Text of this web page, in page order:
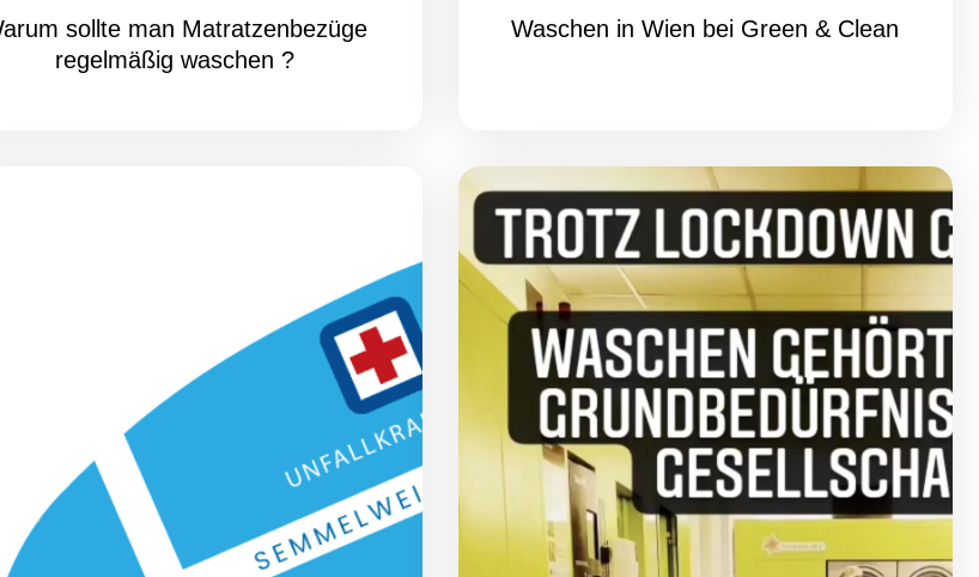
sollte man Matratzenbezüge
regelmäßig waschen ?
Waschen in Wien bei Green & Clean